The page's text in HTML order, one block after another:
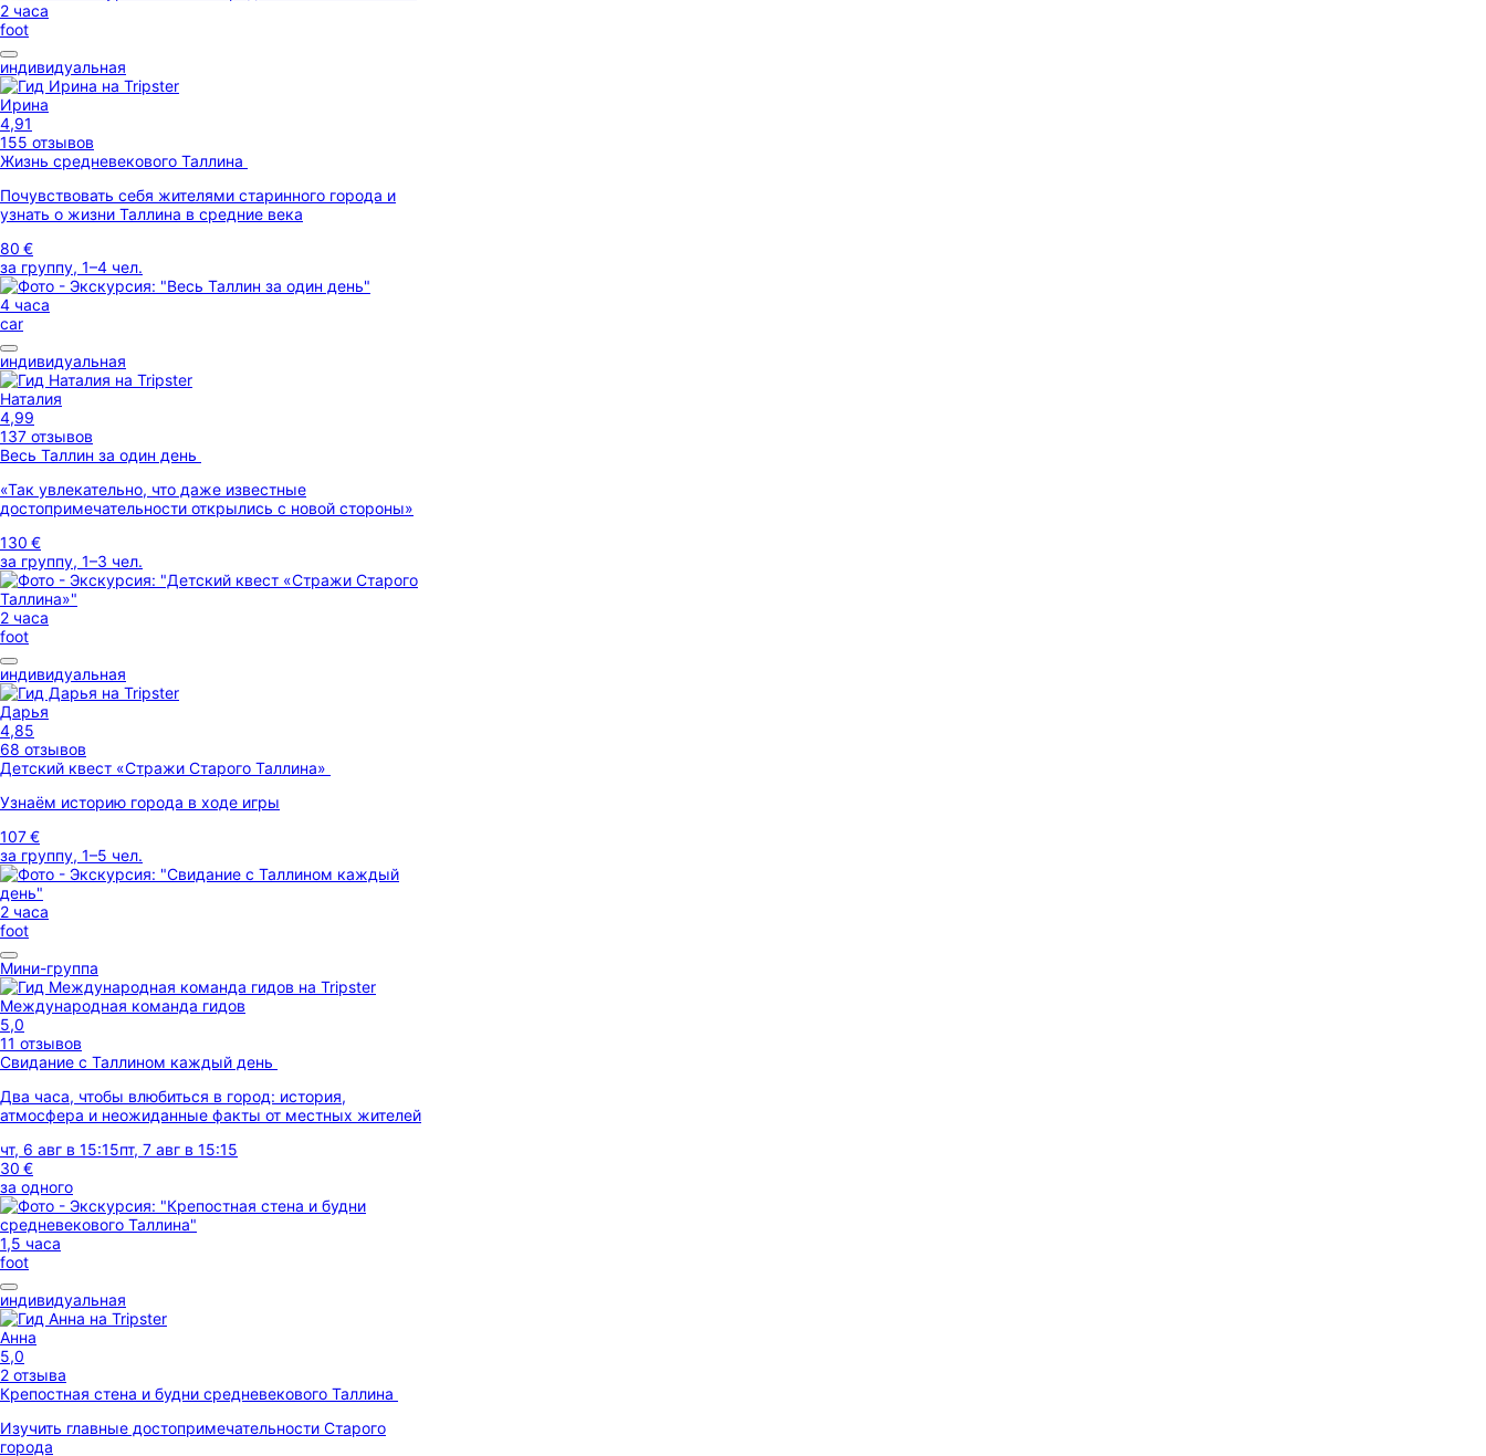
2 часа
foot
индивидуальная
Ирина
4,91
155 отзывов
Жизнь средневекового Таллина
Почувствовать себя жителями старинного города и
узнать о жизни Таллина в средние века
80 €
за группу, 1–4 чел.
4 часа
car
индивидуальная
Наталия
4,99
137 отзывов
Весь Таллин за один день
«Так увлекательно, что даже известные
достопримечательности открылись с новой стороны»
130 €
за группу, 1–3 чел.
2 часа
foot
индивидуальная
Дарья
4,85
68 отзывов
Детский квест «Стражи Старого Таллина»
Узнаём историю города в ходе игры
107 €
за группу, 1–5 чел.
2 часа
foot
Мини-группа
Международная команда гидов
5,0
11 отзывов
Свидание с Таллином каждый день
Два часа, чтобы влюбиться в город: история,
атмосфера и неожиданные факты от местных жителей
чт, 6 авг в 15:15пт, 7 авг в 15:15
30 €
за одного
1,5 часа
foot
индивидуальная
Анна
5,0
2 отзыва
Крепостная стена и будни средневекового Таллина
Изучить главные достопримечательности Старого
города